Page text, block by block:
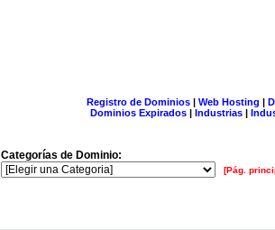
Registro de Dominios| Web Hosting |
Dominios Expirados | Industrias |
Categorías de Dominio:
[Pág.